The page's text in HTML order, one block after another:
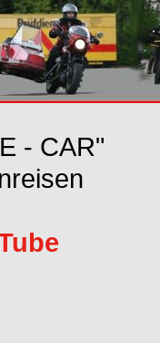
- CAR"